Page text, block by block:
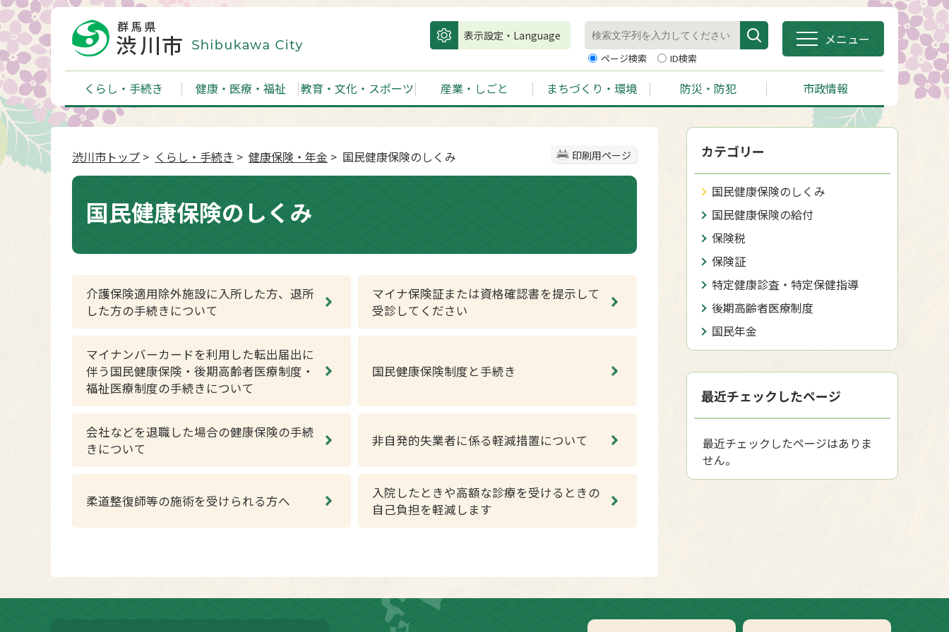
表示設定・Language
ページ検索 ID検索
メニュー
くらし・手続き 健康・医療・福祉 教育・文化・スポーツ 産業・しごと まちづくり・環境 防災・防犯 市政情報
印刷用ページ
渋川市トップ > くらし・手続き > 健康保険・年金 > 国民健康保険のしくみ
国民健康保険のしくみ
介護保険適用除外施設に入所した方、退所
した方の手続きについて
マイナ保険証または資格確認書を提示して
受診してください
マイナンバーカードを利用した転出届出に
伴う国民健康保険・後期高齢者医療制度・
福祉医療制度の手続きについて
国民健康保険制度と手続き
会社などを退職した場合の健康保険の手続
きについて
非自発的失業者に係る軽減措置について
柔道整復師等の施術を受けられる方へ
入院したときや高額な診療を受けるときの
自己負担を軽減します
カテゴリー
国民健康保険のしくみ
国民健康保険の給付
保険税
保険証
特定健康診査・特定保健指導
後期高齢者医療制度
国民年金
最近チェックしたページ
最近チェックしたページはありま
せん。